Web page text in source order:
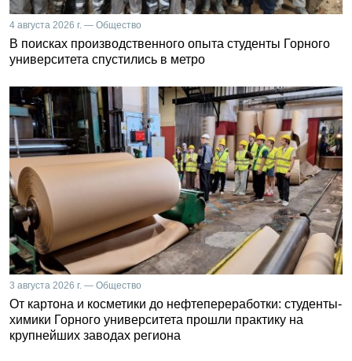
4 августа 2026 г. — Общество
В поисках производственного опыта студенты Горного
университета спустились в метро
3 августа 2026 г. — Общество
От картона и косметики до нефтепереработки: студенты-
химики Горного университета прошли практику на
крупнейших заводах региона